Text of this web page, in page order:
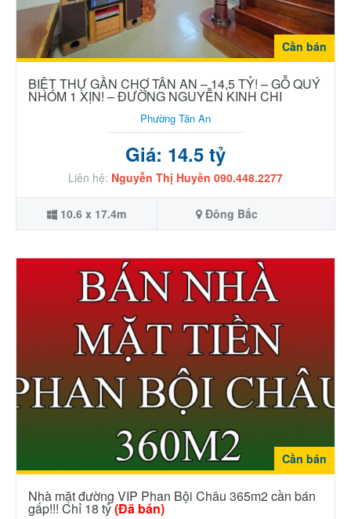
Cần bán
BIỆT THỰ GẦN CHỢ TÂN AN – 14,5 TỶ! – GỖ QUÝ
NHÓM 1 XỊN! – ĐƯỜNG NGUYỄN KINH CHI
Phường Tân An
Giá: 14.5 tỷ
Liên hệ: Nguyễn Thị Huyền 090.448.2277
10.6 x 17.4m Đông Bắc
Cần bán
Nhà mặt đường VIP Phan Bội Châu 365m2 cần bán
gấp!!! Chỉ 18 tỷ(Đã bán)